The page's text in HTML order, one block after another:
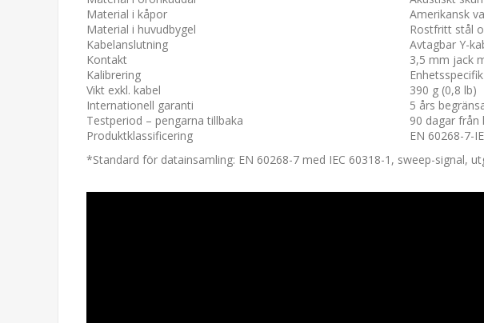
Material i kåpor
Amerikansk
Material i huvudbygel
Rostfritt stål
Kabelanslutning
Avtagbar Y-
Kontakt
3,5 mm jack
Kalibrering
Vikt exkl. kabel
390 g (0,8 lb)
Internationell garanti
5 års
Testperiod – pengarna tillbaka
90 dagar från
Produktklassificering
EN 60268-7-
*Standard för datainsamling: EN 60268-7 med IEC 60318-1, sweep-signal,